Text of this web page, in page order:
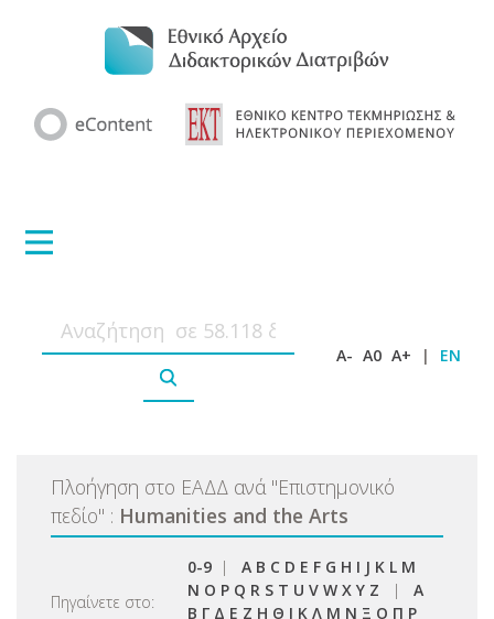
A- A0 A+ | EN
Πλοήγηση στο ΕΑΔΔ ανά "Επιστημονικό
πεδίο" : Humanities and the Arts
Πηγαίνετε στο:
0-9 | A B C D E F G H I J K L M
N O P Q R S T U V W X Y Z | Α
Β Γ Δ Ε Ζ Η Θ Ι Κ Λ Μ Ν Ξ Ο Π Ρ